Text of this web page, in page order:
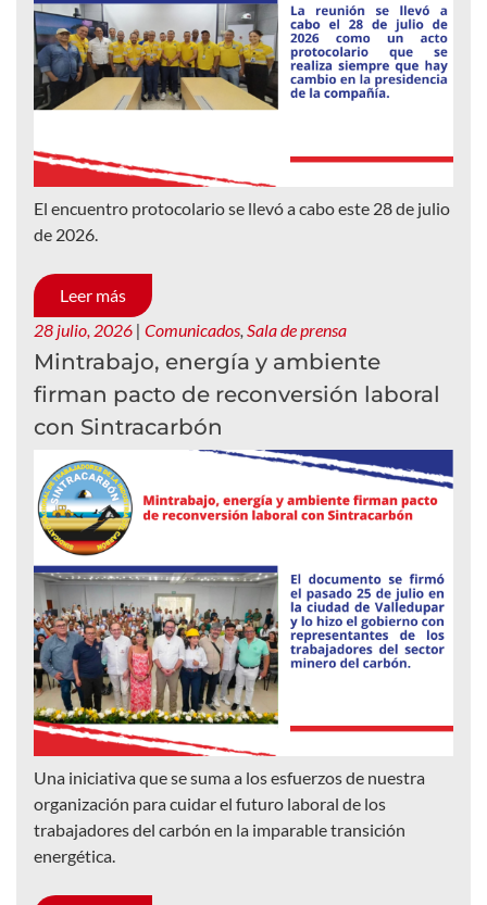
El encuentro protocolario se llevó a cabo este 28 de julio
de 2026.
Leer más
28 julio, 2026 | Comunicados, Sala de prensa
Mintrabajo, energía y ambiente
firman pacto de reconversión laboral
con Sintracarbón
Una iniciativa que se suma a los esfuerzos de nuestra
organización para cuidar el futuro laboral de los
trabajadores del carbón en la imparable transición
energética.